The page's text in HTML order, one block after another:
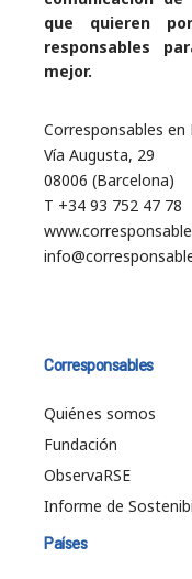
que quieren
responsables
mejor.
Corresponsables en
Vía Augusta, 29
08006 (Barcelona)
T +34 93 752 47 78
Corresponsables
Quiénes somos
Fundación
ObservaRSE
Informe de
Países